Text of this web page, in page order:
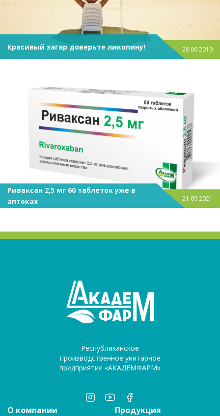
Красивый загар доверьте ликопину! 28.06.2019
Риваксан 2,5 мг 60 таблеток уже в
аптеках
21.09.2021
Республиканское
производственное унитарное
предприятие «АКАДЕМФАРМ»
О компании Продукция